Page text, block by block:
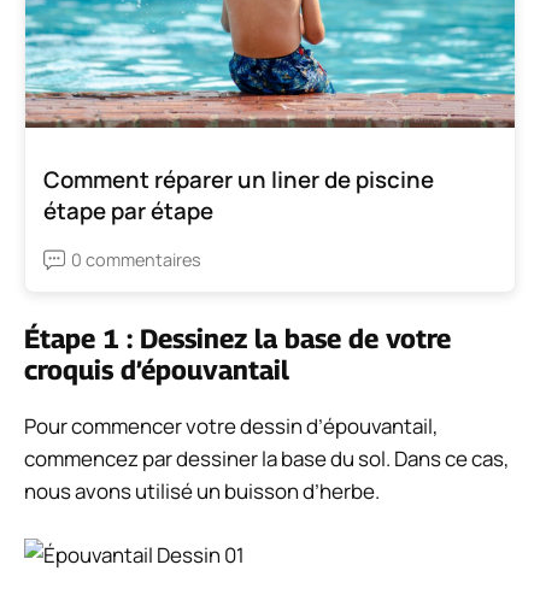
Comment réparer un liner de piscine
étape par étape
0 commentaires
Étape 1 : Dessinez la base de votre
croquis d’épouvantail
Pour commencer votre dessin d’épouvantail,
commencez par dessiner la base du sol. Dans ce cas,
nous avons utilisé un buisson d’herbe.